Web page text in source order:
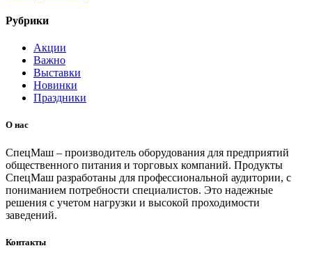
Рубрики
Акции
Важно
Выставки
Новинки
Праздники
О нас
СпецМаш – производитель оборудования для предприятий
общественного питания и торговых компаний. Продукты
СпецМаш разработаны для профессиональной аудитории, с
пониманием потребности специалистов. Это надежные
решения с учетом нагрузки и высокой проходимости
заведений.
Контакты